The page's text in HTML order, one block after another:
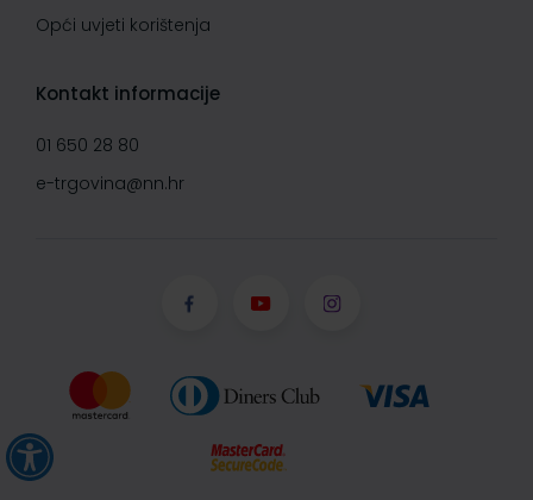
Opći uvjeti korištenja
Kontakt informacije
01 650 28 80
e-trgovina@nn.hr